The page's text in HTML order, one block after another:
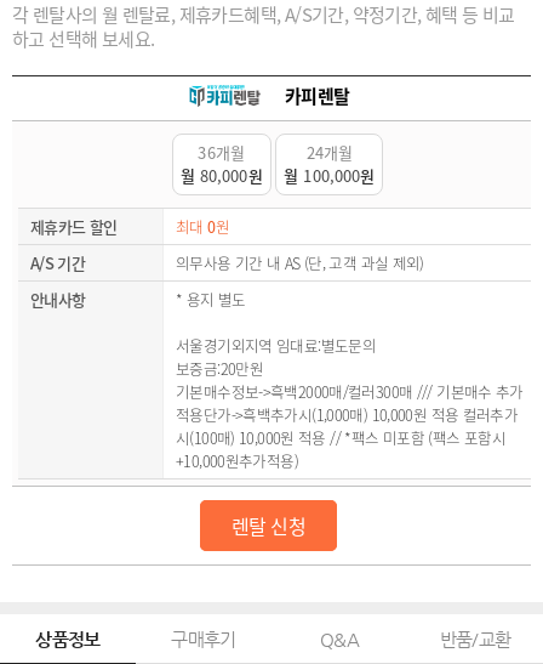
각 렌탈사의 월 렌탈료, 제휴카드혜택, A/S기간, 약정기간, 혜택 등 비교
하고 선택해 보세요.
카피렌탈
36개월
월 80,000원
24개월
월 100,000원
제휴카드 할인 최대0원
A/S 기간
의무사용 기간 내 AS (단, 고객 과실 제외)
안내사항
* 용지 별도
서울경기외지역 임대료:별도문의
보증금:20만원
기본매수정보->흑백2000매/컬러300매 /// 기본매수 추가
적용단가->흑백추가시(1,000매) 10,000원 적용 컬러추가
시(100매) 10,000원 적용 // *팩스 미포함 (팩스 포함시
+10,000원추가적용)
렌탈 신청
상품정보 구매후기 Q&A 반품/교환